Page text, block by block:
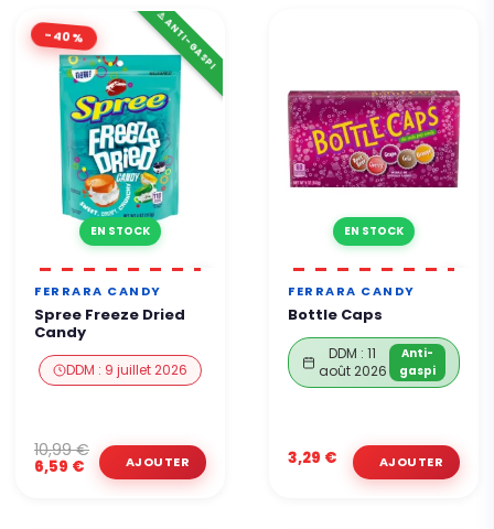
-40%
EN STOCK
⚠️ ANTI-GASPI
FERRARA CANDY
Spree Freeze Dried
Candy
DDM : 9 juillet 2026
6,59 €
10,99 €
EN STOCK
FERRARA CANDY
Bottle Caps
DDM : 11
août 2026
Anti-
gaspi
3,29 €